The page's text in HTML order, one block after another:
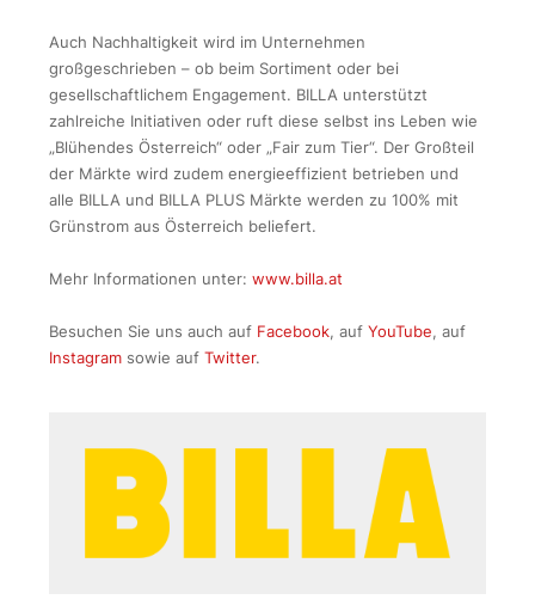
Auch Nachhaltigkeit wird im Unternehmen
großgeschrieben – ob beim Sortiment oder bei
gesellschaftlichem Engagement. BILLA unterstützt
zahlreiche Initiativen oder ruft diese selbst ins Leben wie
„Blühendes Österreich“ oder „Fair zum Tier“. Der Großteil
der Märkte wird zudem energieeffizient betrieben und
alle BILLA und BILLA PLUS Märkte werden zu 100% mit
Grünstrom aus Österreich beliefert.
Mehr Informationen unter: www.billa.at
Besuchen Sie uns auch auf Facebook, auf YouTube, auf
Instagram sowie auf Twitter.